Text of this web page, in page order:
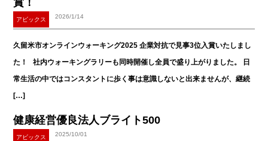
2026/1/14
アビックス
久留米市オンラインウォーキング2025 企業対抗で見事3位入賞いたしまし
た！ 社内ウォーキングラリーも同時開催し全員で盛り上がりました。 日
常生活の中ではコンスタントに歩く事は意識しないと出来ませんが、継続
[…]
健康経営優良法人ブライト500
2025/10/01
アビックス